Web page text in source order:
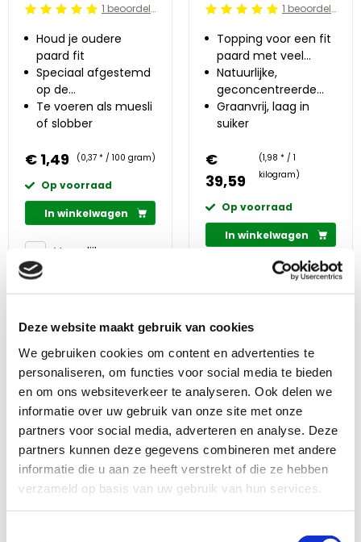
Deze website maakt gebruik van cookies
We gebruiken cookies om content en advertenties te
personaliseren, om functies voor social media te bieden
en om ons websiteverkeer te analyseren. Ook delen we
informatie over uw gebruik van onze site met onze
partners voor social media, adverteren en analyse. Deze
partners kunnen deze gegevens combineren met andere
informatie die u aan ze heeft verstrekt of die ze hebben
verzameld op basis van uw gebruik van hun services.
Beoordeling: 5/5 1 beoordelingen
Houd je oudere
paard fit
Speciaal afgestemd
op de
voedingsbehoefte
van oudere paarden
Te voeren als muesli
of slobber
€ 1,49 (0,37 * / 100 gram)
Op voorraad
In winkelwagen
Vergelijken
Bekijk nu
Beoordeling: 5/5 1 beoordelingen
Topping voor een fit
paard met veel
uithoudingsvermogen
Natuurlijke,
geconcentreerde
energiebron
Graanvrij, laag in
suiker
€
39,59
(1,98 * / 1
kilogram)
Op voorraad
In winkelwagen
Vergelijken
Bekijk nu
+
cadeau
Beoordeling: 5/5
Ruwvoermix om de
eettijd te verlengen
cadeau
Beoordeling: 5/5
Dagelijkse
vitaminen,